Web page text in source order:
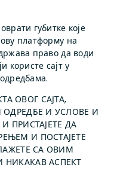
губитке које
платформу на
право да води
користе сајт у
ОВОГ САЈТА,
ОДРЕДБЕ И УСЛОВЕ И
ПРИСТАЈЕТЕ ДА
И ПОСТАЈЕТЕ
СА ОВИМ
НИКАКАВ АСПЕКТ